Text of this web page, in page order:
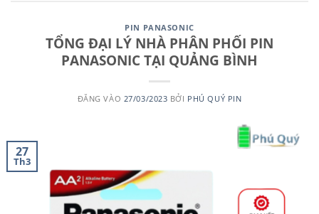
PIN PANASONIC
TỔNG ĐẠI LÝ NHÀ PHÂN PHỐI PIN
PANASONIC TẠI QUẢNG BÌNH
ĐĂNG VÀO 27/03/2023 BỞI PHÚ QUÝ PIN
27
Th3